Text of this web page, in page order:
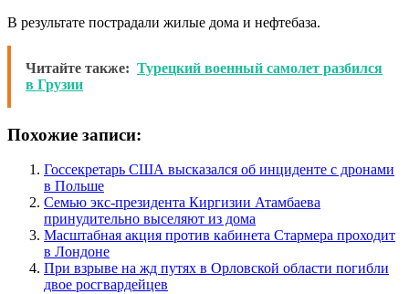
В результате пострадали жилые дома и нефтебаза.
Читайте также: Турецкий военный самолет разбился
в Грузии
Похожие записи:
Госсекретарь США высказался об инциденте с дронами
в Польше
Семью экс-президента Киргизии Атамбаева
принудительно выселяют из дома
Масштабная акция против кабинета Стармера проходит
в Лондоне
При взрыве на жд путях в Орловской области погибли
двое росгвардейцев